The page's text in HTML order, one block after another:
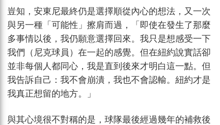
豈知，安東尼最終仍是選擇順從內心的想法，又一次
與另一種「可能性」擦肩而過，「即使在發生了那麼
多事情以後，我仍願意選擇回來。我只是想感受一下
我們（尼克球員）在一起的感覺。但在紐約說實話卻
並非每個人都同心，我是直到後來才明白這一點。但
我告訴自己：我不會崩潰，我也不會認輸。紐約才是
我真正想留的地方。」
與其心境很不對稱的是，球隊最後經過幾年的補救後